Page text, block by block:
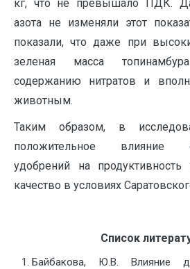
кг, что не превышало ПДК.
азота не изменяли этот
показали, что даже при
зеленая масса
содержанию нитратов и
животным.
Таким образом, в
положительное влияние
удобрений на
качество в условиях
Список
Байбакова, Ю.В. Влияние